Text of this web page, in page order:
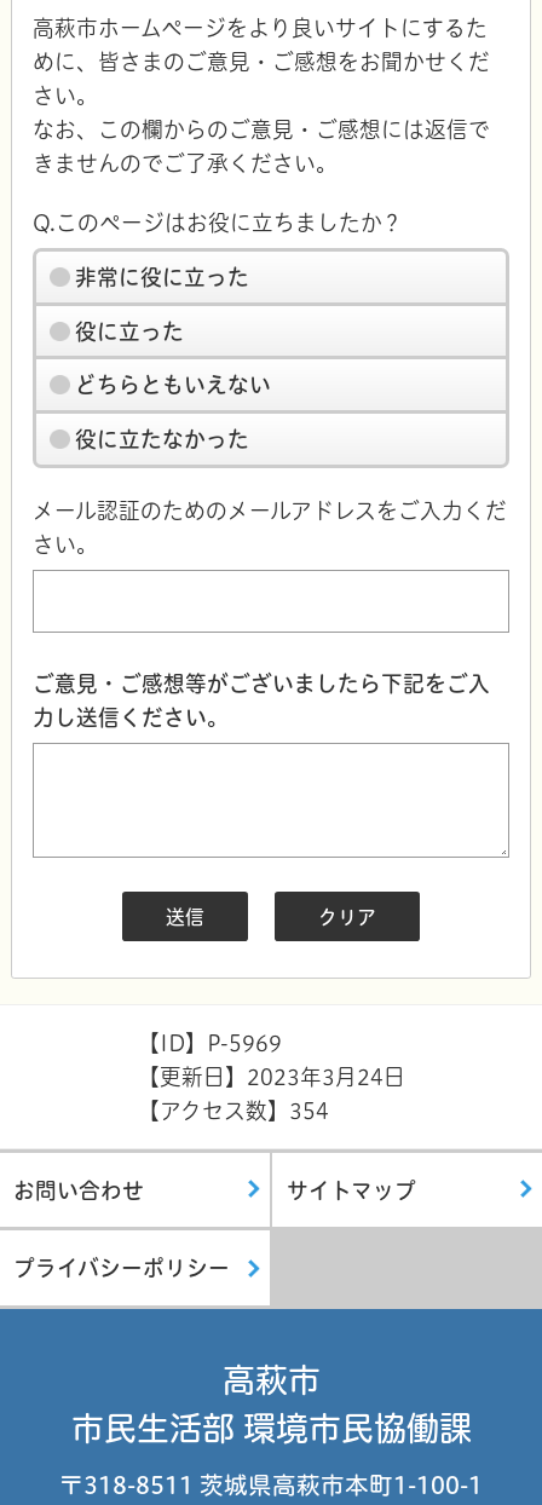
高萩市ホームページをより良いサイトにするた
めに、皆さまのご意見・ご感想をお聞かせくだ
さい。
なお、この欄からのご意見・ご感想には返信で
きませんのでご了承ください。
Q.このページはお役に立ちましたか？
非常に役に立った
役に立った
どちらともいえない
役に立たなかった
メール認証のためのメールアドレスをご入力くだ
さい。
ご意見・ご感想等がございましたら下記をご入
力し送信ください。
【ID】
P-5969
【更新日】 2023年3月24日
【アクセス数】 354
お問い合わせ サイトマップ
プライバシーポリシー
高萩市
市民生活部 環境市民協働課
〒318-8511 茨城県高萩市本町1-100-1